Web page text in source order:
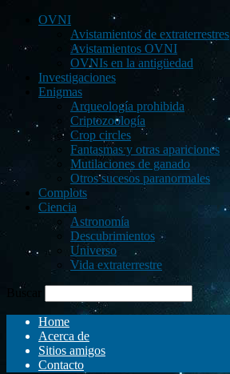
OVNI
Avistamientos de extraterrestres
Avistamientos OVNI
OVNIs en la antigüedad
Investigaciones
Enigmas
Arqueología prohibida
Criptozoología
Crop circles
Fantasmas y otras apariciones
Mutilaciones de ganado
Otros sucesos paranormales
Complots
Ciencia
Astronomía
Descubrimientos
Universo
Vida extraterrestre
Buscar
Home
Acerca de
Sitios amigos
Contacto